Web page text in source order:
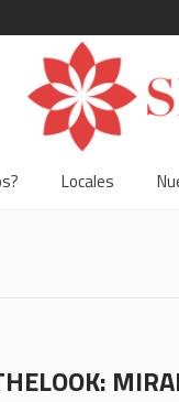
Locales